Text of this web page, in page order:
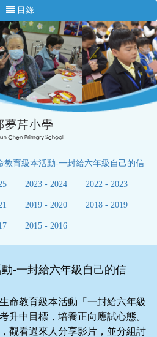
目錄
教育級本活動-一封給六年級自己的信
2023 - 2024 2022 - 2023
2019 - 2020 2018 - 2019
2015 - 2016
-一封給六年級自己的信
命教育級本活動「一封給六年級
升中目標，培養正向應試心態。
觀看過來人分享影片，並分組討